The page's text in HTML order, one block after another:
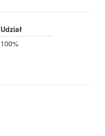
Udział
100%